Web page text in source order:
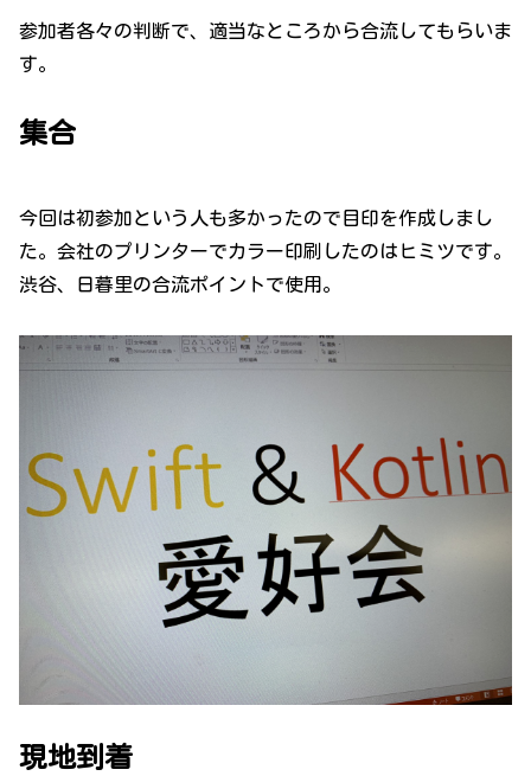
参加者各々の判断で、適当なところから合流してもらいま
す。
集合
今回は初参加という人も多かったので目印を作成しまし
た。会社のプリンターでカラー印刷したのはヒミツです。
渋谷、日暮里の合流ポイントで使用。
現地到着